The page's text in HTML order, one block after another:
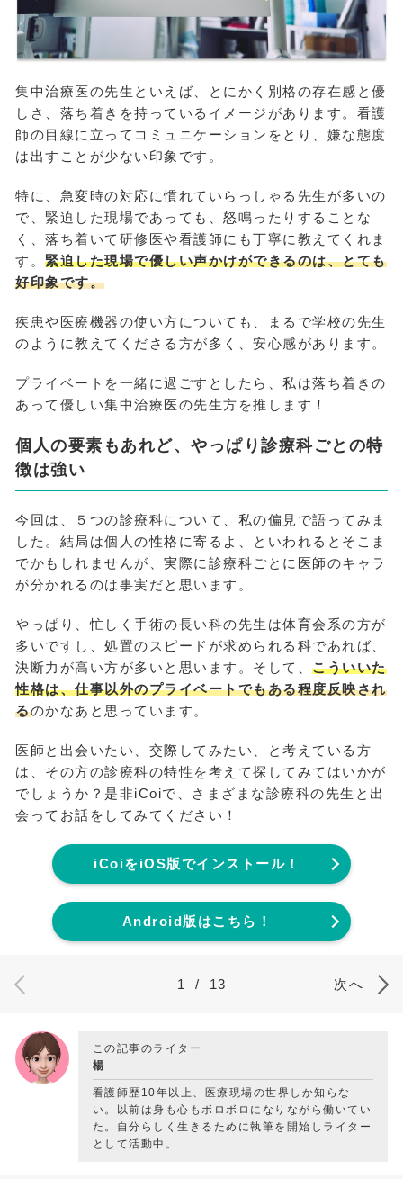
集中治療医の先生といえば、とにかく別格の存在感と優
しさ、落ち着きを持っているイメージがあります。看護
師の目線に立ってコミュニケーションをとり、嫌な態度
は出すことが少ない印象です。
特に、急変時の対応に慣れていらっしゃる先生が多いの
で、緊迫した現場であっても、怒鳴ったりすることな
く、落ち着いて研修医や看護師にも丁寧に教えてくれま
す。緊迫した現場で優しい声かけができるのは、とても
好印象です。
疾患や医療機器の使い方についても、まるで学校の先生
のように教えてくださる方が多く、安心感があります。
プライベートを一緒に過ごすとしたら、私は落ち着きの
あって優しい集中治療医の先生方を推します！
個人の要素もあれど、やっぱり診療科ごとの特
徴は強い
今回は、５つの診療科について、私の偏見で語ってみま
した。結局は個人の性格に寄るよ、といわれるとそこま
でかもしれませんが、実際に診療科ごとに医師のキャラ
が分かれるのは事実だと思います。
やっぱり、忙しく手術の長い科の先生は体育会系の方が
多いですし、処置のスピードが求められる科であれば、
決断力が高い方が多いと思います。そして、こういいた
性格は、仕事以外のプライベートでもある程度反映され
るのかなあと思っています。
医師と出会いたい、交際してみたい、と考えている方
は、その方の診療科の特性を考えて探してみてはいかが
でしょうか？是非iCoiで、さまざまな診療科の先生と出
会ってお話をしてみてください！
iCoiをiOS版でインストール！
Android版はこちら！
1 / 13 次へ
この記事のライター
楊
看護師歴10年以上、医療現場の世界しか知らな
い。以前は身も心もボロボロになりながら働いてい
た。自分らしく生きるために執筆を開始しライター
として活動中。